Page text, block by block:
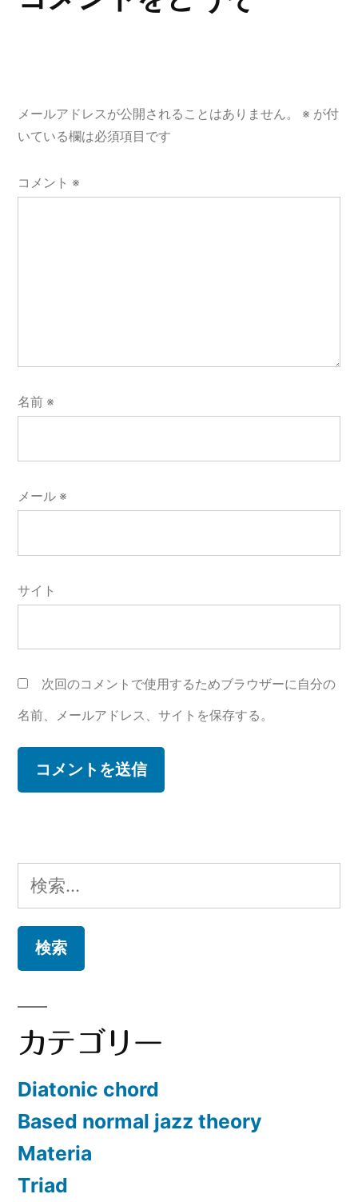
ン
メールアドレスが公開されることはありません。 ※ が付
いている欄は必須項目です
コメント ※
名前 ※
メール ※
サイト
次回のコメントで使用するためブラウザーに自分の
名前、メールアドレス、サイトを保存する。
検
索:
カテゴリー
Diatonic chord
Based normal jazz theory
Materia
Triad